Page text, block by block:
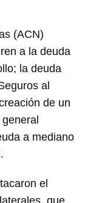
(ACN)
a la deuda
la deuda
al
de un
a mediano
el
que